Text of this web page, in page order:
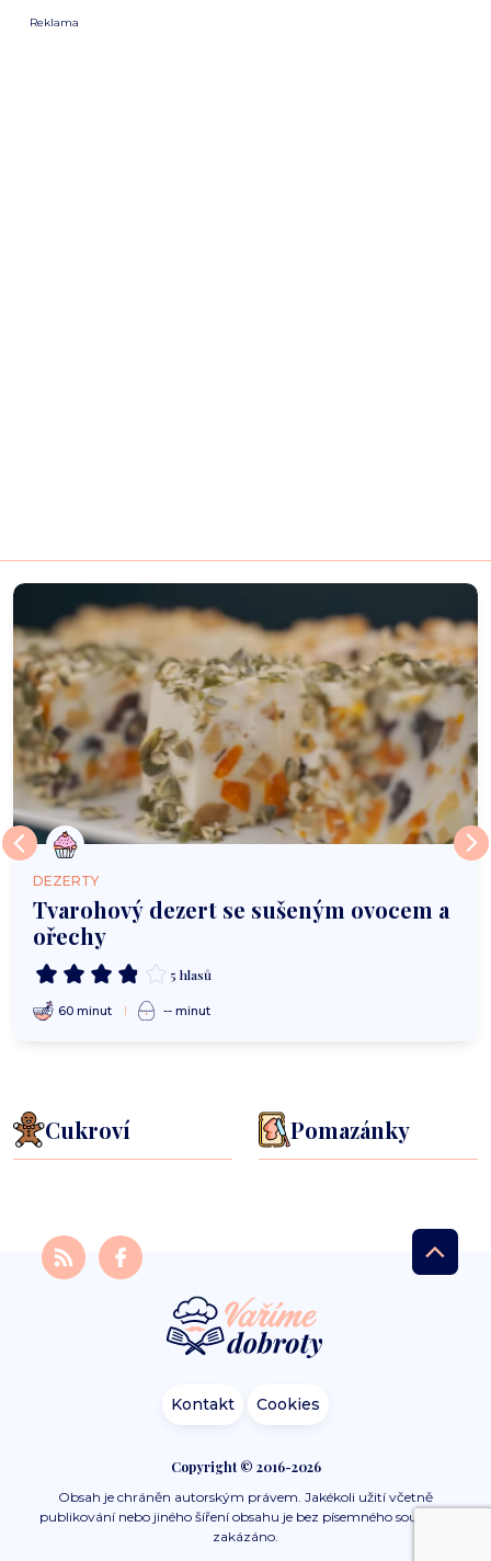
Reklama
DEZERTY
Tvarohový dezert se sušeným ovocem a
ořechy
5 hlasů
60 minut -- minut
Cukroví Pomazánky
Kontakt Cookies
Copyright © 2016-2026
Obsah je chráněn autorským právem. Jakékoli užití včetně
publikování nebo jiného šíření obsahu je bez písemného souhlasu
zakázáno.